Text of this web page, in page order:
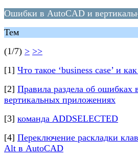
Ошибки в AutoCAD и
Тем
(1/7) > >>
[1] Что такое ‘business case’ и
[2] Правила раздела об ошибках
вертикальных приложениях
[3] команда ADDSELECTED
[4] Переключение раскладки
Alt в AutoCAD